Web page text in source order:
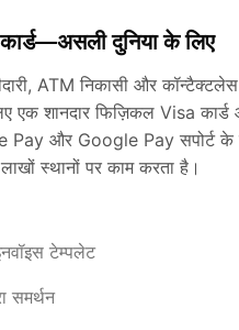
दुनिया के लिए
ATM निकासी और कॉन्टैक्टलेस
एक शानदार फिज़िकल Visa कार्ड
Pay और Google Pay सपोर्ट के
स्थानों पर काम करता है।
टेम्पलेट
समर्थन